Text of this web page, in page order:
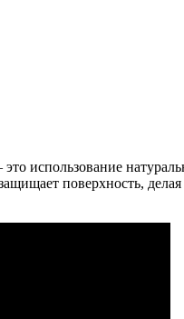
использование
поверхность,